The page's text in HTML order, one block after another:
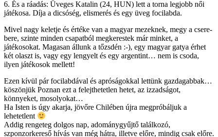
6. És a ráadás: Üveges Katalin (24, HUN) lett a torna legjobb női
játékosa. Díja a dicsóség, elismerés és egy üveg focilabda.
Mivel nagy keletje és értéke van a magyar mezeknek, megy a csere-
bere, szinte minden csapatból megkerestek már minket, a
játékosokat. Magasan állunk a tőzsdén :-), egy magyar gatya érhet
két olaszt is, vagy egy lengyelt és egy argentint… nem is csoda,
ilyen játékosok mellett!
Ezen kívül pár focilabdával és apróságokkal lettünk gazdagabbak…
köszönjük Poznan ezt a felejthetetlen hetet, az izzadságot,
könnyeket, mosolyokat…
Ha Isten is úgy akarja, jövőre Chilében újra megpróbáljuk a
lehetetlent
Addig rengeteg dolgos nap, adománygyűjtő találkozó,
szponzorkereső hívás van még hátra, illetve előre, mindig csak előre.